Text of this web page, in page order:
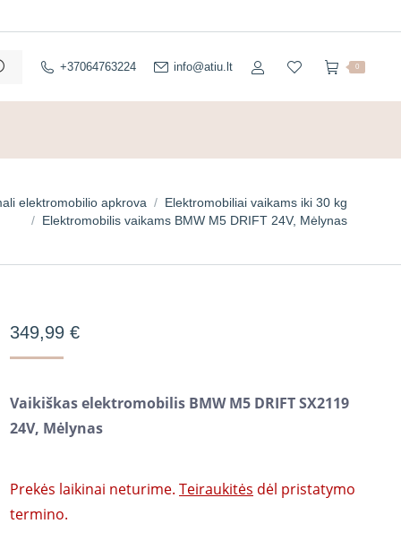
+37064763224 info@atiu.lt 0
elektromobilio apkrova
Elektromobiliai vaikams iki 30 kg
Elektromobilis vaikams BMW M5 DRIFT 24V, Mėlynas
349,99 €
Vaikiškas elektromobilis BMW M5 DRIFT SX2119
24V, Mėlynas
Prekės laikinai neturime. Teiraukitės dėl pristatymo
termino.